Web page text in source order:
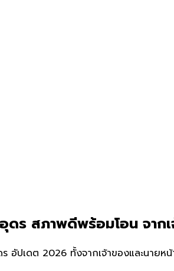
ร สภาพดีพร้อมโอน จาก
อัปเดต 2026 ทั้งจากเจ้าของและนาย